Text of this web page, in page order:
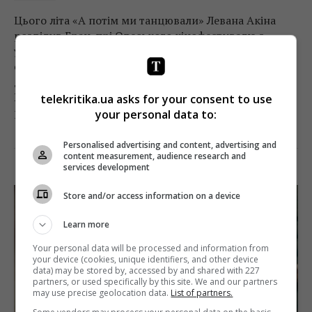
Цього літа «А потім ми танцювали» Левана Акіна
розділив Гран-прі Одеського кінофестивалю з
української картиною «Додому» Нарімана Алієва. В
середині грудня у Львові та Києві пройдуть
допрем'єрні покази грузинської стрічки від Kinove.
Про що фільм, і чому на нього варто піти − у нашій
рецензії.
Поділитись: Facebook Twitter
telekritika.ua asks for your consent to use
your personal data to:
Personalised advertising and content, advertising and
content measurement, audience research and
services development
Store and/or access information on a device
Learn more
Your personal data will be processed and information from
your device (cookies, unique identifiers, and other device
data) may be stored by, accessed by and shared with 227
partners, or used specifically by this site. We and our partners
may use precise geolocation data. List of partners.